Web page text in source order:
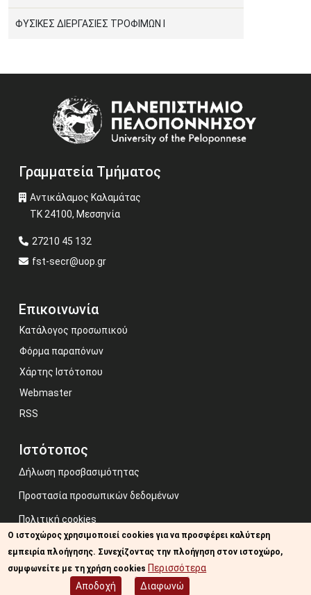
ΦΥΣΙΚΕΣ ΔΙΕΡΓΑΣΙΕΣ ΤΡΟΦΙΜΩΝ I
Γραμματεία Τμήματος
Αντικάλαμος Καλαμάτας
ΤΚ 24100, Μεσσηνία
27210 45 132
fst-secr@uop.gr
Επικοινωνία
Κατάλογος προσωπικού
Φόρμα παραπόνων
Χάρτης Ιστότοπου
Webmaster
RSS
Ιστότοπος
Δήλωση προσβασιμότητας
Προστασία προσωπικών δεδομένων
Πολιτική cookies
Όροι χρήσης
Image credits: Some designed by Freepik
Ο ιστοχώρος χρησιμοποιεί cookies για να προσφέρει καλύτερη
εμπειρία πλοήγησης. Συνεχίζοντας την πλοήγηση στον ιστοχώρο,
συμφωνείτε με τη χρήση cookies Περισσότερα
Αποδοχή
Διαφωνώ